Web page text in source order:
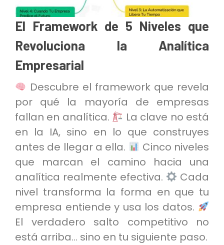
El Framework de 5 Niveles que
Revoluciona la Analítica
Empresarial
Descubre el framework que revela
por qué la mayoría de empresas
fallan en analítica.
La clave no está
en la IA, sino en lo que construyes
antes de llegar a ella.
Cinco niveles
que marcan el camino hacia una
analítica realmente efectiva.
Cada
nivel transforma la forma en que tu
empresa entiende y usa los datos.
El verdadero salto competitivo no
está arriba… sino en tu siguiente paso.